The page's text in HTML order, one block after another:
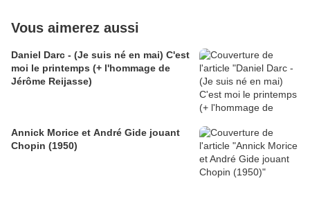
Vous aimerez aussi
Daniel Darc - (Je suis né en mai) C'est
moi le printemps (+ l'hommage de
Jérôme Reijasse)
Annick Morice et André Gide jouant
Chopin (1950)